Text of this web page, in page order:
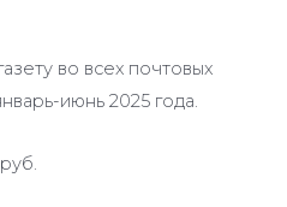
во всех почтовых
июнь 2025 года.